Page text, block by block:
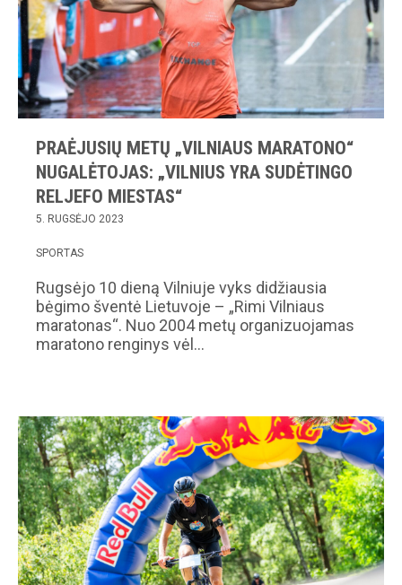
PRAĖJUSIŲ METŲ „VILNIAUS MARATONO“
NUGALĖTOJAS: „VILNIUS YRA SUDĖTINGO
RELJEFO MIESTAS“
5. RUGSĖJO 2023
SPORTAS
Rugsėjo 10 dieną Vilniuje vyks didžiausia
bėgimo šventė Lietuvoje – „Rimi Vilniaus
maratonas“. Nuo 2004 metų organizuojamas
maratono renginys vėl…